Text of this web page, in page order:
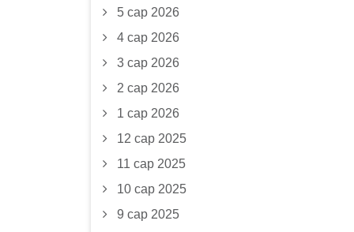
5 сар 2026
4 сар 2026
3 сар 2026
2 сар 2026
1 сар 2026
12 сар 2025
11 сар 2025
10 сар 2025
9 сар 2025